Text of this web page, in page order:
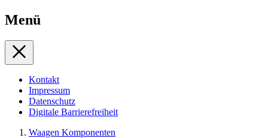
Menü
Kontakt
Impressum
Datenschutz
Digitale Barrierefreiheit
Waagen Komponenten